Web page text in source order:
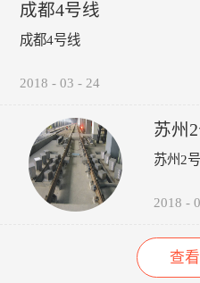
数据和图像进行无线传输、记
录、分析、判断、评价功能。
成都4号线
成都4号线
2018 - 03 - 24
苏州
苏州2
2018 -
查